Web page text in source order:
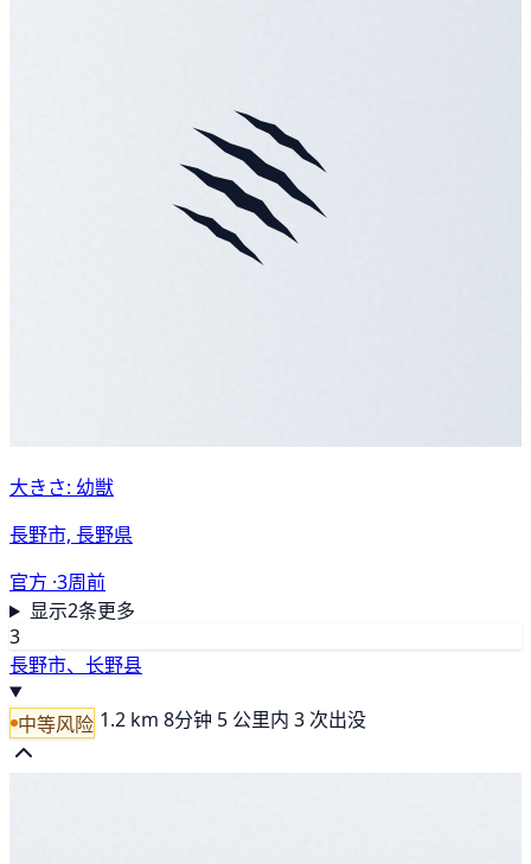
大きさ: 幼獣
長野市, 長野県
官方 ·3周前
显示2条更多
3
長野市、长野县
中等风险 1.2 km 8分钟 5 公里内 3 次出没